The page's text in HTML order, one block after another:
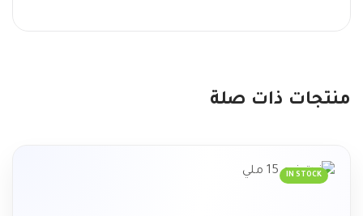
منتجات ذات صلة
IN STOCK